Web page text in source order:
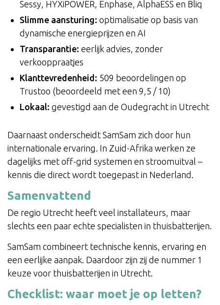
Sessy, HYXiPOWER, Enphase, AlphaESS en Bliq
Slimme aansturing: optimalisatie op basis van
dynamische energieprijzen en AI
Transparantie: eerlijk advies, zonder
verkooppraatjes
Klanttevredenheid: 509 beoordelingen op
Trustoo (beoordeeld met een 9,5 / 10)
Lokaal: gevestigd aan de Oudegracht in Utrecht
Daarnaast onderscheidt SamSam zich door hun
internationale ervaring. In Zuid-Afrika werken ze
dagelijks met off-grid systemen en stroomuitval –
kennis die direct wordt toegepast in Nederland.
Samenvattend
De regio Utrecht heeft veel installateurs, maar
slechts een paar echte specialisten in thuisbatterijen.
SamSam combineert technische kennis, ervaring en
een eerlijke aanpak. Daardoor zijn zij de nummer 1
keuze voor thuisbatterijen in Utrecht.
Checklist: waar moet je op letten?